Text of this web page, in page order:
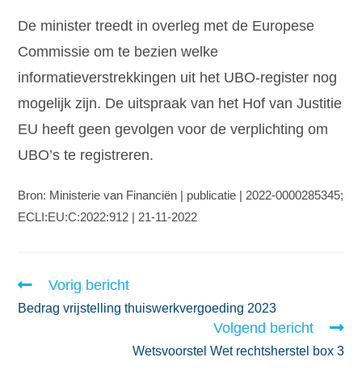
De minister treedt in overleg met de Europese
Commissie om te bezien welke
informatieverstrekkingen uit het UBO-register nog
mogelijk zijn. De uitspraak van het Hof van Justitie
EU heeft geen gevolgen voor de verplichting om
UBO’s te registreren.
Bron: Ministerie van Financiën | publicatie | 2022-0000285345;
ECLI:EU:C:2022:912 | 21-11-2022
Vorig bericht
Bedrag vrijstelling thuiswerkvergoeding 2023
Volgend bericht
Wetsvoorstel Wet rechtsherstel box 3